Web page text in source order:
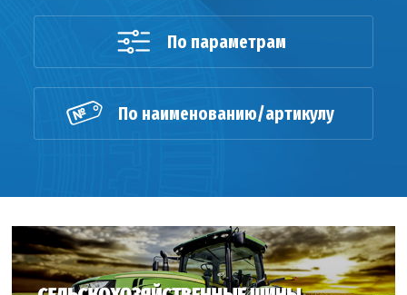
По параметрам
По наименованию/артикулу